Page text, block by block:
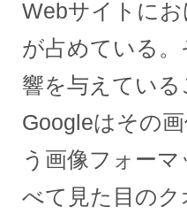
Webサイトに
が占めている
響を与えてい
Googleはその
う画像フォー
べて見た目の